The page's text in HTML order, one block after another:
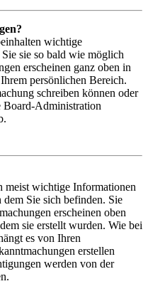
wichtige
sie so bald wie möglich
erscheinen ganz oben in
persönlichen Bereich.
schreiben können oder
Board-Administration
meist wichtige Informationen
Sie sich befinden. Sie
erscheinen oben
sie erstellt wurden. Wie bei
es von Ihren
erstellen
werden von der